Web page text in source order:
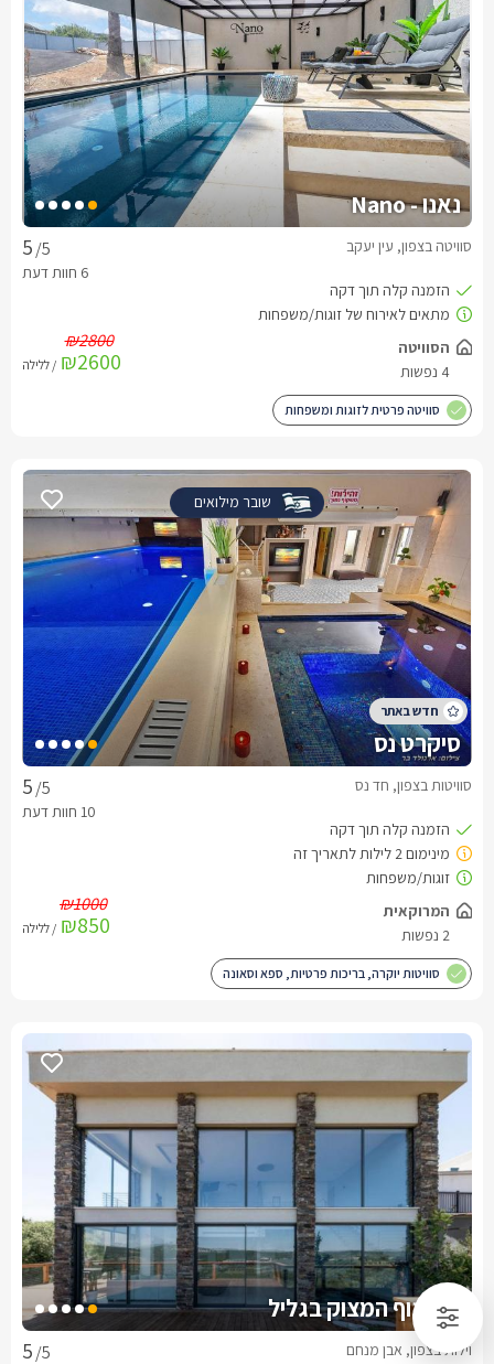
נאנו - Nano
/5 סוויטה בצפון, עין יעקב
הסוויטה
4 נפשות
₪2600
₪2800
/ ללילה
סוויטה פרטית לזוגות ומשפחות
שובר מילואים
סיקרט נס
/5 סוויטות בצפון, חד נס
המרוקאית
2 נפשות
₪850
₪1000
/ ללילה
סוויטות יוקרה, בריכות פרטיות, ספא וסאונה
וילה נוף המצוק בגליל
/5 וילות בצפון, אבן מנחם